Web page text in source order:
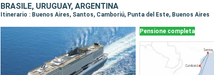
BRASILE, URUGUAY, ARGENTINA
Itinerario : Buenos Aires, Santos, Camboriú, Punta del Este, Buenos Aires
Pensione completa